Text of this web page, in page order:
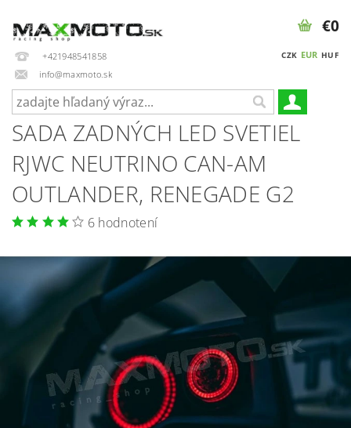
+421948541858
info@maxmoto.sk
CZK EUR HUF
€0
SADA ZADNÝCH LED SVETIEL
RJWC NEUTRINO CAN-AM
OUTLANDER, RENEGADE G2
6 hodnotení